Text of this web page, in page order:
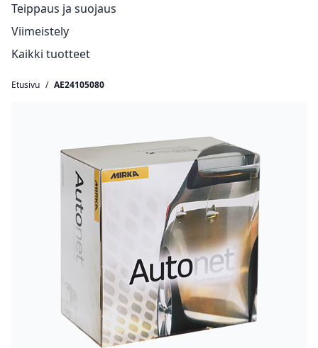
Teippaus ja suojaus
Viimeistely
Kaikki tuotteet
Etusivu / AE24105080